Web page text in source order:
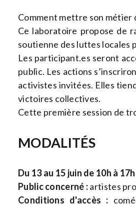
Comment mettre son métier
Ce laboratoire propose de
soutienne des luttes locales
Les participant.es seront
public. Les actions
activistes invitées. Elles
victoires collectives.
Cette première session de
MODALITÉS
Du 13 au 15 juin de 10h à
Public concerné :artistes
Conditions d'accès :